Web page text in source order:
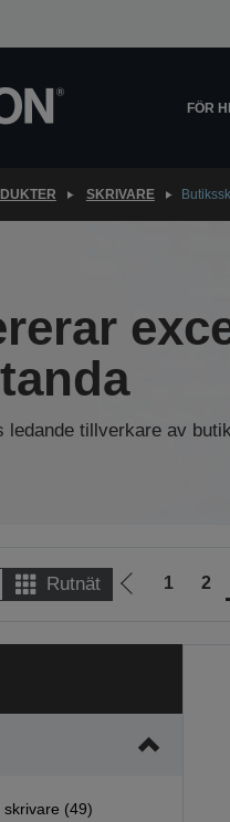
FÖR
SKRIVARE
ledande tillverkare av
Rutnät
Gå
föregående
1 2
skrivare (49)